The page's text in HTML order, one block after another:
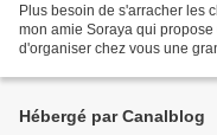
Plus besoin de s'arracher les
mon amie Soraya qui
d'organiser chez vous une
Hébergé par Canalblog